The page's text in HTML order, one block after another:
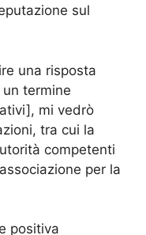
sul
una risposta
termine
mi vedrò
tra cui la
competenti
per la
positiva